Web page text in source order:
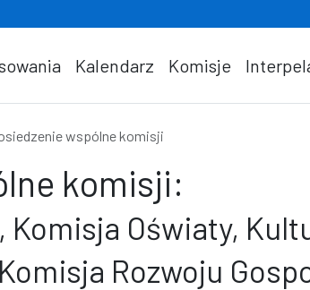
Kalendarz Komisje
wspólne komisji
komisji:
Komisja Oświaty,
Rozwoju